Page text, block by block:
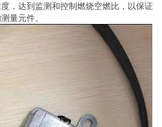
，达到监测和控制燃烧空燃比，以保证
量元件。